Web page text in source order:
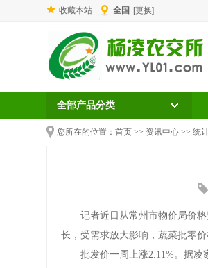
收藏本站 全国 [更换]
全部产品分类
您所在的位置： 首页 >> 资讯中心 >> 统
记者近日从常州市物价局价格
长，受需求放大影响，蔬菜批零
批发价一周上涨2.11%。据凌家